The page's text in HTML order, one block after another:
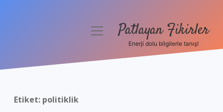
Yasal Uyarı
menüyüPatlayan Fikirler
Enerji dolu bilgilerle tanış!
Etiket: politiklik